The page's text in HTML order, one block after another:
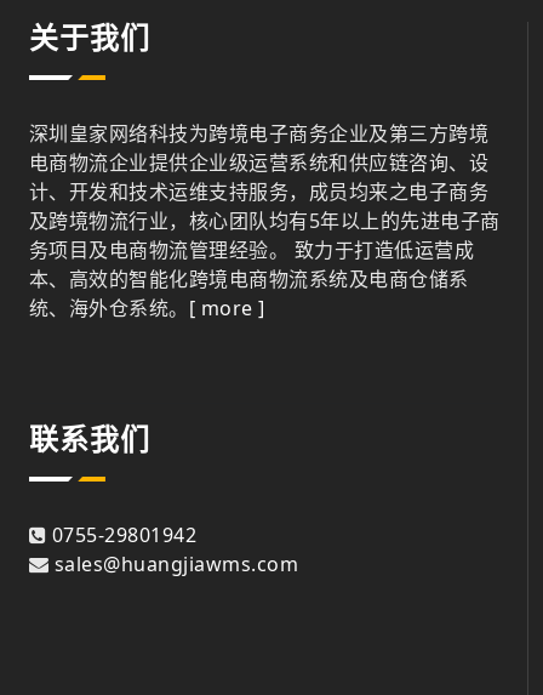
关于我们
深圳皇家网络科技为跨境电子商务企业及第三方跨境
电商物流企业提供企业级运营系统和供应链咨询、设
计、开发和技术运维支持服务，成员均来之电子商务
及跨境物流行业，核心团队均有5年以上的先进电子商
务项目及电商物流管理经验。 致力于打造低运营成
本、高效的智能化跨境电商物流系统及电商仓储系
统、海外仓系统。 [ more ]
联系我们
0755-29801942
sales@huangjiawms.com